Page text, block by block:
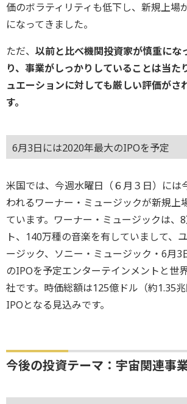
価のボラティリティも低下し、新規上場
になってきました。
ただ、 以前と比べ機関投資家が慎重にな
り、事業がしっかりしていることは当た
ュエーションに対しても厳しい評価がさ
す。
6月3日には2020年最大のIPOを予定
米国では、今週水曜日（６月３日）には
われるワーナー・ミュージックが新規上
ています。ワーナー・ミュージックは、
ト、140万種の音楽を有していまして、
ージック、ソニー・ミュージック・6月3
のIPOを予定エンターテインメントと世
社です。時価総額は125億ドル（約1.35
IPOとなる見込みです。
今後の投資テーマ：宇宙関連事